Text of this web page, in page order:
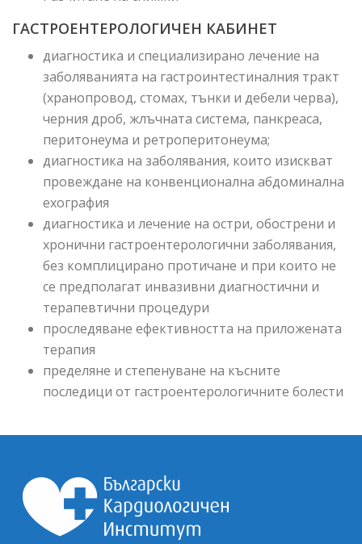
ГАСТРОЕНТЕРОЛОГИЧЕН КАБИНЕТ
диагностика и специализирано лечение на
заболяванията на гастроинтестиналния тракт
(хранопровод, стомах, тънки и дебели черва),
черния дроб, жлъчната система, панкреаса,
перитонеума и ретроперитонеума;
диагностика на заболявания, които изискват
провеждане на конвенционална абдоминална
ехография
диагностика и лечение на остри, обострени и
хронични гастроентерологични заболявания,
без комплицирано протичане и при които не
се предполагат инвазивни диагностични и
терапевтични процедури
проследяване ефективността на приложената
терапия
пределяне и степенуване на късните
последици от гастроентерологичните болести